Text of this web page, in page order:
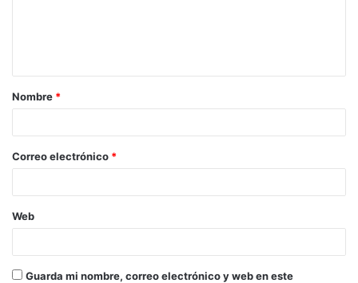
Nombre *
Correo electrónico *
Web
Guarda mi nombre, correo electrónico y web en este